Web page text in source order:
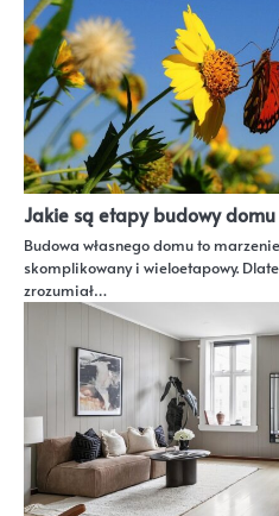
Jakie są etapy budowy
Budowa własnego domu to
skomplikowany i wieloetapowy.
zrozumiał…